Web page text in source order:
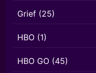
Grief (25)
HBO (1)
HBO GO (45)